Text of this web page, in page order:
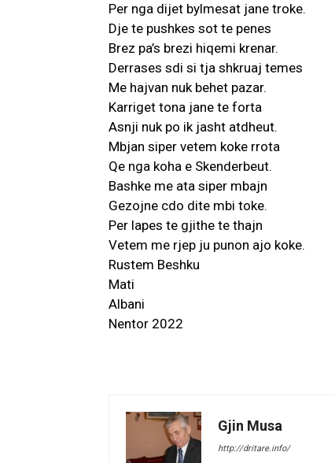
Per nga dijet bylmesat jane troke.
Dje te pushkes sot te penes
Brez pa’s brezi hiqemi krenar.
Derrases sdi si tja shkruaj temes
Me hajvan nuk behet pazar.
Karriget tona jane te forta
Asnji nuk po ik jasht atdheut.
Mbjan siper vetem koke rrota
Qe nga koha e Skenderbeut.
Bashke me ata siper mbajn
Gezojne cdo dite mbi toke.
Per lapes te gjithe te thajn
Vetem me rjep ju punon ajo koke.
Rustem Beshku
Mati
Albani
Nentor 2022
Gjin Musa
http://dritare.info/